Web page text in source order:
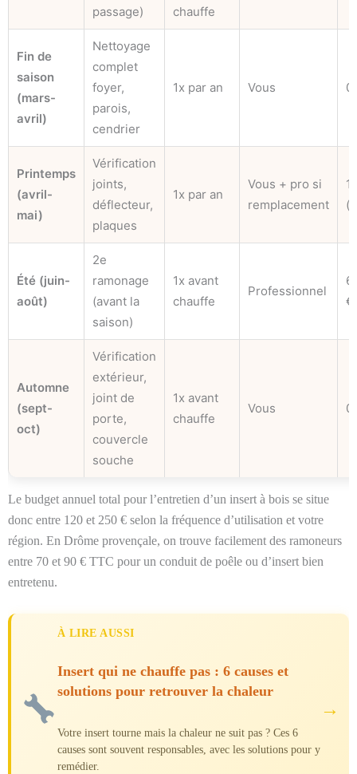
passage)
chauffe
Fin de
saison
(mars-
avril)
Nettoyage
complet
foyer,
parois,
cendrier
1x par an Vous 0
Printemps
(avril-
mai)
Vérification
joints,
déflecteur,
plaques
1x par an
Vous + pro si
remplacement
Été (juin-
août)
2e
ramonage
(avant la
saison)
1x avant
chauffe
Professionnel
€
Automne
(sept-
oct)
Vérification
extérieur,
joint de
porte,
couvercle
souche
1x avant
chauffe
Vous 0
Le budget annuel total pour l’entretien d’un insert à bois se situe
donc entre 120 et 250 € selon la fréquence d’utilisation et votre
région. En Drôme provençale, on trouve facilement des ramoneurs
entre 70 et 90 € TTC pour un conduit de poêle ou d’insert bien
entretenu.
À LIRE AUSSI
Insert qui ne chauffe pas : 6 causes et
solutions pour retrouver la chaleur
Votre insert tourne mais la chaleur ne suit pas ? Ces 6
causes sont souvent responsables, avec les solutions pour y
remédier.
→